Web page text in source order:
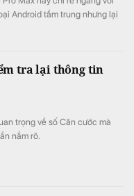
Android tầm trung nhưng lại
tra lại thông tin
trọng về số Căn cước mà
nắm rõ.